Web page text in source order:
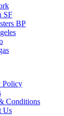
SF
BP
Policy
Conditions
Us